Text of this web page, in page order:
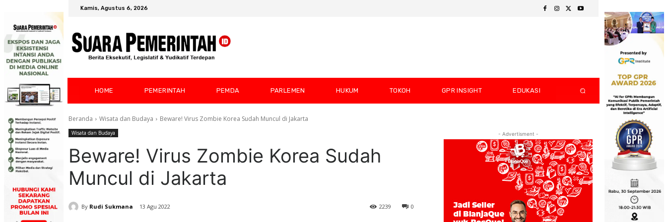
Kamis, Agustus 6, 2026
HOME PEMERINTAH PEMDA PARLEMEN HUKUM TOKOH GPR INSIGHT EDUKASI
Beranda Wisata dan Budaya Beware! Virus Zombie Korea Sudah Muncul di Jakarta
Wisata dan Budaya
Beware! Virus Zombie Korea Sudah
Muncul di Jakarta
By Rudi Sukmana 13 Agu 2022 0
2239
- Advertisment -